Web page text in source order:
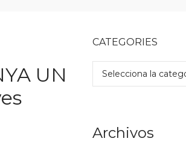
UN
CATEGORIES
Archivos